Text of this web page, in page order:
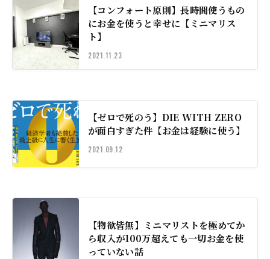
【コンフォート原則】長時間使うもの
にお金を使うと幸せに【ミニマリス
ト】
2021.11.23
【ゼロで死のう】DIE WITH ZERO
が面白すぎた件【お金は経験に使う】
2021.09.12
【物欲皆無】ミニマリストを極めてか
ら収入が100万超えても一切お金を使
っていない話